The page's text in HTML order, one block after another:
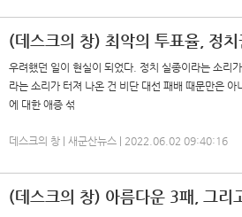
(데스크의 창) 최악의 투표율, 정
우려했던 일이 현실이 되었다. 정치 실종이라는 소리
라는 소리가 터져 나온 건 비단 대선 패배 때문만은
에 대한 애증 섞
데스크의 창 | 새군산뉴스 | 2022.06.02 09:40:16
(데스크의 창) 아름다운 3패, 그리